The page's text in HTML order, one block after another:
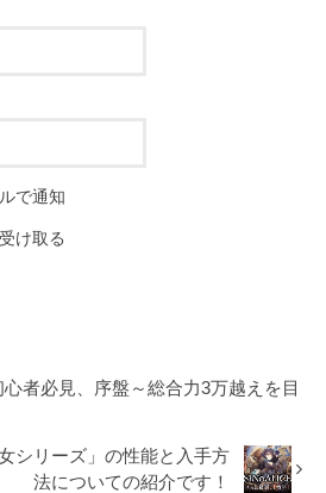
で通知
け取る
者必見、序盤～総合力3万越えを目
シリーズ」の性能と入手方
法についての紹介です！